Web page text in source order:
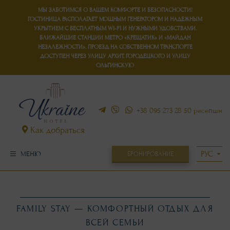
МЫ ЗАБОТИМСЯ О ВАШЕМ КОМФОРТЕ И БЕЗОПАСНОСТИ!
ГОСТИНИЦА РАСПОЛАГАЕТ МОЩНЫМ ГЕНЕРАТОРОМ И НАДЕЖНЫМ
УКРЫТИЕМС БЕСПЛАТНЫМ WI-FI И НУЖНЫМИ УДОБСТВАМИ.
БЛИЖАЙШИЕ СТАНЦИИ МЕТРО «КРЕЩАТИК» И «МАЙДАН
НЕЗАЛЕЖНОСТИ». ПРОЕЗД НА СОБСТВЕННОМ ТРАНСПОРТЕ
ДОСТУПЕН ЧЕРЕЗ УЛИЦУ АРХИТ. ГОРОДЕЦКОГО И УЛИЦУ
ОЛЬГИНСКУЮ
Как добраться
+38 095 273 28 50 ресепшн
МЕНЮ БРОНИРОВАНИЕ
FAMILY STAY — КОМФОРТНЫЙ ОТДЫХ ДЛЯ
ВСЕЙ СЕМЬИ